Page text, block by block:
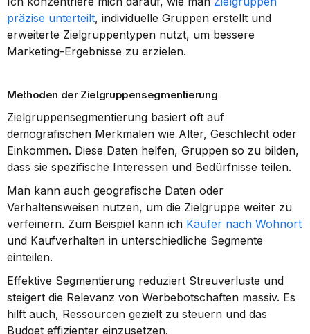
präzise unterteilt, individuelle Gruppen erstellt und
erweiterte Zielgruppentypen nutzt, um bessere
Marketing-Ergebnisse zu erzielen.
Methoden der Zielgruppensegmentierung
Zielgruppensegmentierung basiert oft auf
demografischen Merkmalen wie Alter, Geschlecht oder
Einkommen. Diese Daten helfen, Gruppen so zu bilden,
dass sie spezifische Interessen und Bedürfnisse teilen.
Man kann auch geografische Daten oder
Verhaltensweisen nutzen, um die Zielgruppe weiter zu
verfeinern. Zum Beispiel kann ich Käufer nach Wohnort
und Kaufverhalten in unterschiedliche Segmente
einteilen.
Effektive Segmentierung reduziert Streuverluste und
steigert die Relevanz von Werbebotschaften massiv. Es
hilft auch, Ressourcen gezielt zu steuern und das
Budget effizienter einzusetzen.